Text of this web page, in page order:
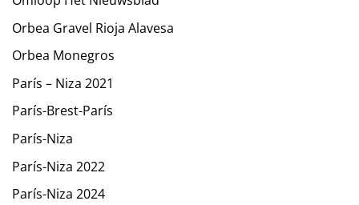
Orbea Gravel Rioja Alavesa
Orbea Monegros
París – Niza 2021
París-Brest-París
París-Niza
París-Niza 2022
París-Niza 2024